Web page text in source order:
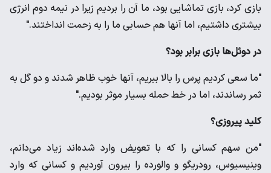
بازی کرد، بازی تماشایی بود، ما آن را بردیم زیرا در نیمه دوم انرژی
بیشتری داشتیم، اما آنها هم حسابی ما را به زحمت انداختند."
در دوئل‌ها بازی برابر بود؟
"ما سعی کردیم پرس را بالا ببریم، آنها خوب ظاهر شدند و دو گل به
ثمر رساندند، اما در خط حمله بسیار موثر بودیم."
کلید پیروزی؟
"من سهم کسانی را که با تعویض وارد شده‌اند زیاد می‌دانم،
وینیسیوس، رودریگو و والورده را بیرون آوردیم و کسانی که وارد